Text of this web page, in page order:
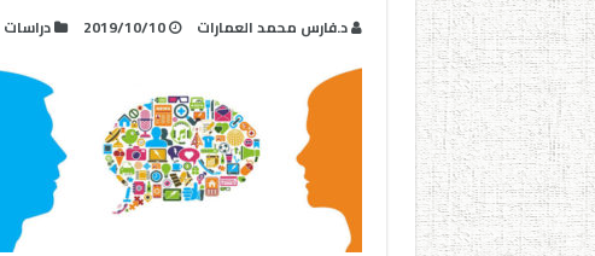
د.فارس محمد العمارات 2019/10/10 دراسات